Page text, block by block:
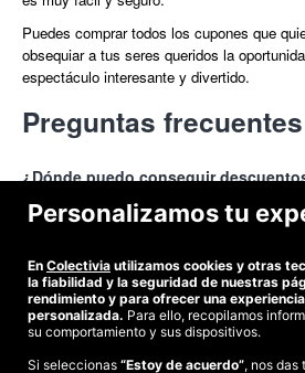
Puedes comprar todos los cupones que
obsequiar a tus seres queridos la
espectáculo interesante y divertido.
Preguntas frecuentes
¿Dónde puedo conseguir
espectáculos que se realizan en la
que se realizan enLa Terminal FICC,solo
Colectivia,que te ofrece información
actividades que se presentan en este
disfrutes con diversas formas de arte.
¿Dónde se encuentra La terminal
La Terminal FICC se encuentra en
Personalizamos tu
En Colectivia utilizamos cookies y otras
la fiabilidad y la seguridad de nuestras
rendimiento y para ofrecer una
personalizada. Para ello, recopilamos
su comportamiento y sus dispositivos.
Si seleccionas “Estoy de acuerdo”, nos das